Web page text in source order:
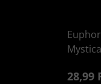
28,99